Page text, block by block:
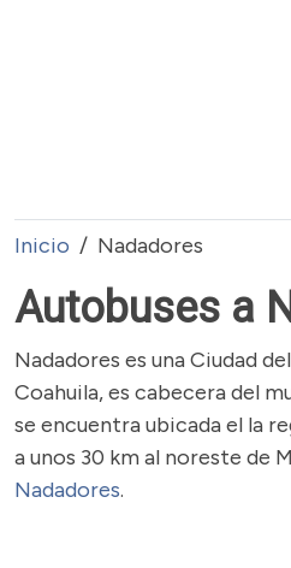
Inicio Nadadores
Autobuses a
Nadadores es una Ciudad
Coahuila, es cabecera del
se encuentra ubicada el la
a unos 30 km al noreste de
Nadadores.